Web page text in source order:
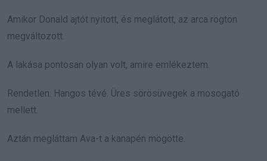
Amikor Donald ajtót nyitott, és meglátott, az arca rögtön
megváltozott.
A lakása pontosan olyan volt, amire emlékeztem.
Rendetlen. Hangos tévé. Üres sörösüvegek a mosogató
mellett.
Aztán megláttam Ava-t a kanapén mögötte.